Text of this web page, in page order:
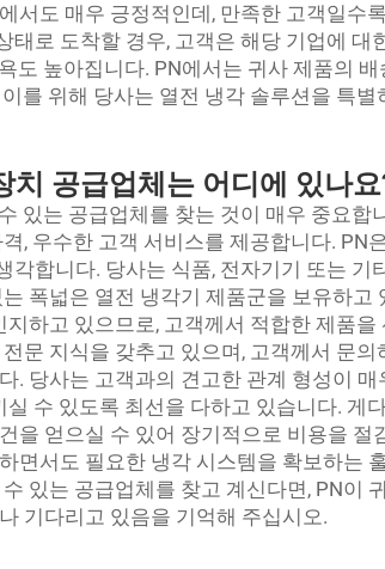
서도 매우 긍정적인데, 만족한 고객일수록
로 도착할 경우, 고객은 해당 기업에 대
도 높아집니다. PN에서는 귀사 제품의 배
를 위해 당사는 열전 냉각 솔루션을 특별
치 공급업체는 어디에 있나요
있는 공급업체를 찾는 것이 매우 중요합
, 우수한 고객 서비스를 제공합니다. PN
각합니다. 당사는 식품, 전자기기 또는 기
폭넓은 열전 냉각기 제품군을 보유하고
하고 있으므로, 고객께서 적합한 제품을
문 지식을 갖추고 있으며, 고객께서 문의
. 당사는 고객과의 견고한 관계 형성이 매
수 있도록 최선을 다하고 있습니다. 게
을 얻으실 수 있어 장기적으로 비용을 절
면서도 필요한 냉각 시스템을 확보하는
있는 공급업체를 찾고 계신다면, PN이
기다리고 있음을 기억해 주십시오.